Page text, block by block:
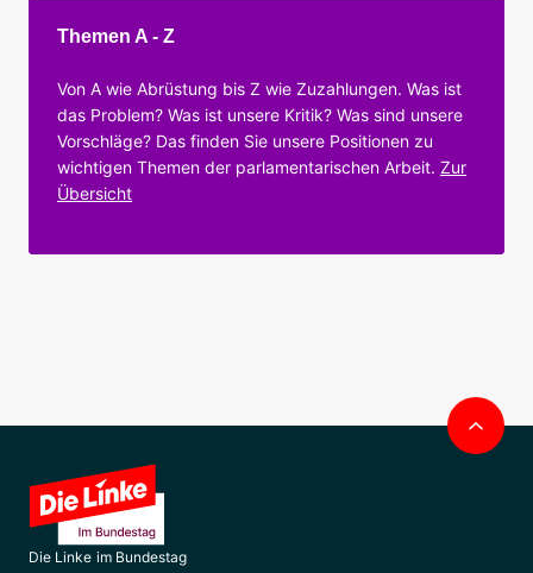
Themen A - Z
Von A wie Abrüstung bis Z wie Zuzahlungen. Was ist
das Problem? Was ist unsere Kritik? Was sind unsere
Vorschläge? Das finden Sie unsere Positionen zu
wichtigen Themen der parlamentarischen Arbeit. Zur
Übersicht
Die Linke im Bundestag